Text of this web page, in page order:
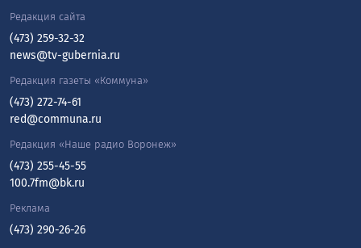
Редакция сайта
(473) 259-32-32
news@tv-gubernia.ru
Редакция газеты «Коммуна»
(473) 272-74-61
red@communa.ru
Редакция «Наше радио Воронеж»
(473) 255-45-55
100.7fm@bk.ru
Реклама
(473) 290-26-26